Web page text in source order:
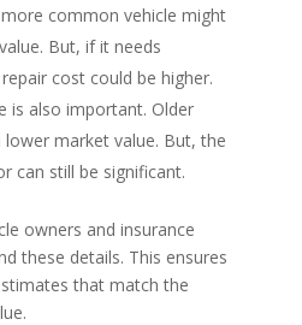
common vehicle might
But, if it needs
cost could be higher.
is also important. Older
market value. But, the
can still be significant.
owners and insurance
these details. This ensures
that match the